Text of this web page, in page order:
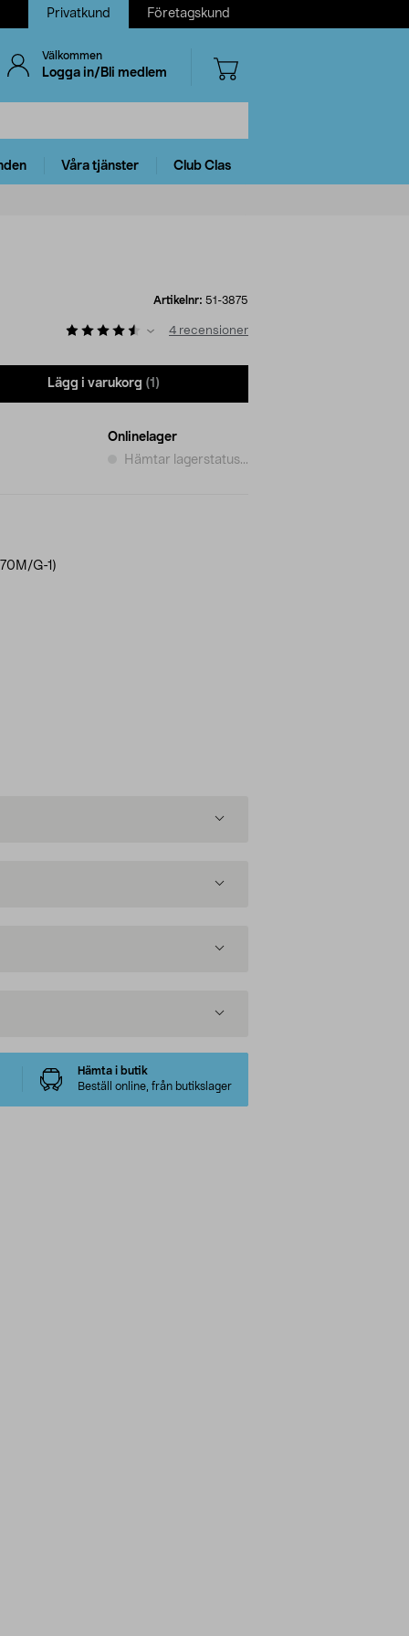
Privatkund Företagskund
Välkommen
Logga in/Bli medlem
Våra tjänster Club Clas
Artikelnr: 51-3875
4 recensioner
Lägg i varukorg (1)
Onlinelager
Hämtar lagerstatus...
G-1)
Hämta i butik
Beställ online, från butikslager